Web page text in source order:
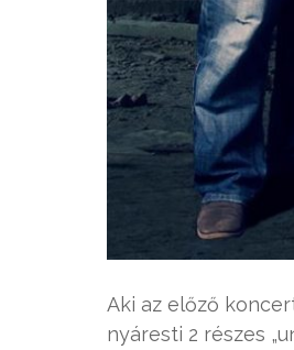
Aki az előző
nyáresti 2 részes